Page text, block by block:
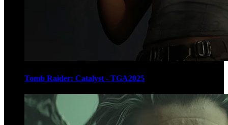
Tomb Raider: Catalyst - TGA2025